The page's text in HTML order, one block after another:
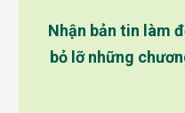
Nhận bản tin làm
bỏ lỡ những